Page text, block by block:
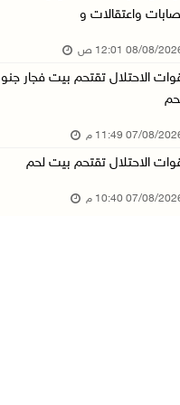
مستعمرون يهاجمون قرية أبو
مستعمرون يهاجمون مساكن
بعد تجديد منع زيارات
الرئاسة ترحب بإطلاق السعودية
واعتقالات و
08/2026 12:01 ص
الاحتلال تقتحم بيت فجار
08/2026 11:49 م
الاحتلال تقتحم بيت لحم
08/2026 10:40 م